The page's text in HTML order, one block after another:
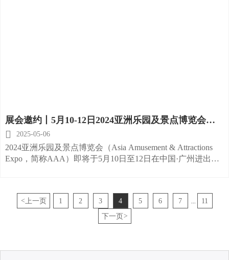
展会邀约丨5月10-12日2024亚洲乐园及景点博览会，
绳网部落期待与您相约广州
 2025-05-06
2024亚洲乐园及景点博览会（Asia Amusement & Attractions
Expo，简称AAA）即将于5月10日至12日在中国·广州进出口
机。
< 上一页 1 2 3 4 5 6 7
11
下一页>